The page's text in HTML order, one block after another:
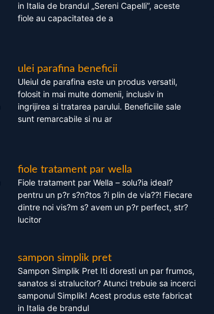
in Italia de brandul „Sereni Capelli”, aceste
fiole au capacitatea de a
ulei parafina beneficii
Uleiul de parafina este un produs versatil,
folosit in mai multe domenii, inclusiv in
ingrijirea si tratarea parului. Beneficiile sale
sunt remarcabile si nu ar
fiole tratament par wella
Fiole tratament par Wella – solu?ia ideal?
pentru un p?r s?n?tos ?i plin de via??! Fiecare
dintre noi vis?m s? avem un p?r perfect, str?
lucitor
sampon simplik pret
Sampon Simplik Pret Iti doresti un par frumos,
sanatos si stralucitor? Atunci trebuie sa incerci
samponul Simplik! Acest produs este fabricat
in Italia de brandul